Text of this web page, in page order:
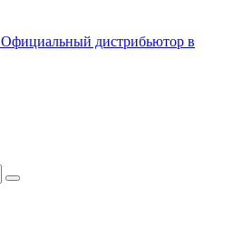
Официальный дистрибьютор в